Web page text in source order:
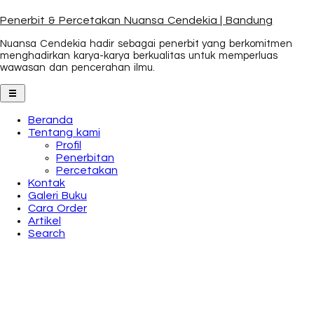
Penerbit & Percetakan Nuansa Cendekia | Bandung
Nuansa Cendekia hadir sebagai penerbit yang berkomitmen
menghadirkan karya-karya berkualitas untuk memperluas
wawasan dan pencerahan ilmu.
Beranda
Tentang kami
Profil
Penerbitan
Percetakan
Kontak
Galeri Buku
Cara Order
Artikel
Search